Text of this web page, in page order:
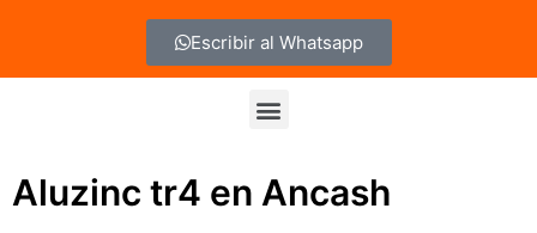
Escribir al Whatsapp
Menu
Aluzinc tr4 en Ancash